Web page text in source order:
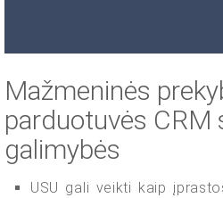
Mažmeninės
parduotuvės CRM
galimybės
USU gali veikti kaip